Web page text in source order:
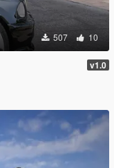
507 10
v1.0